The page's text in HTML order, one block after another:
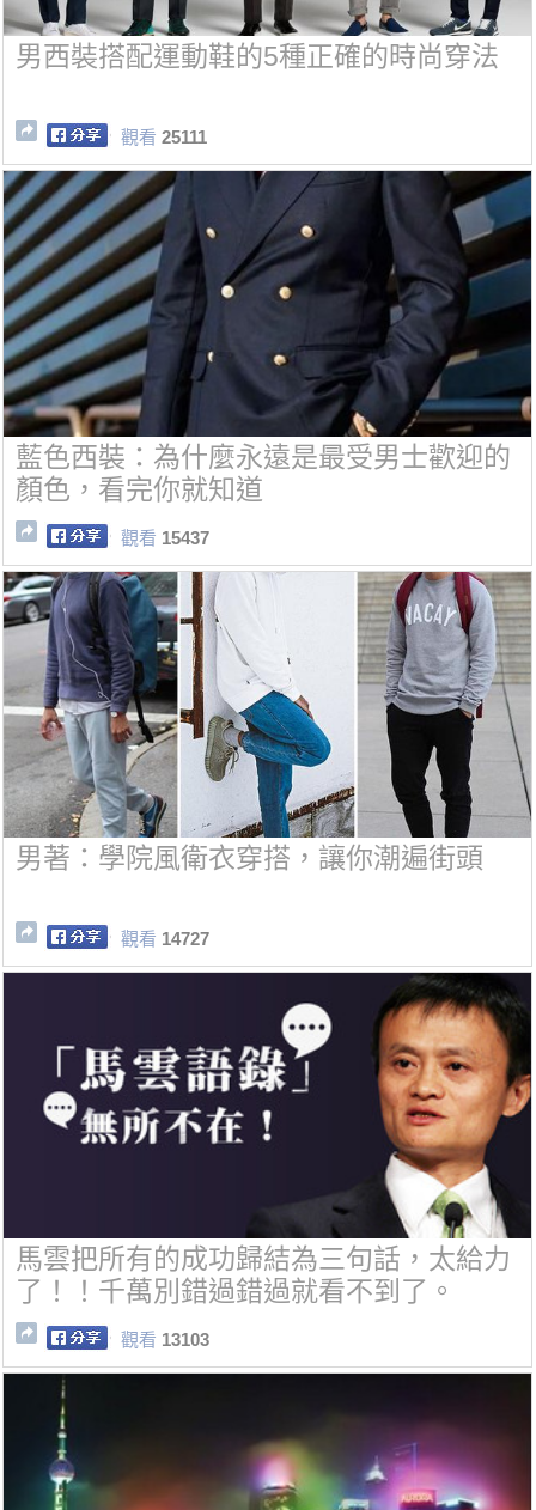
男西裝搭配運動鞋的5種正確的時尚穿法
觀看 25111
藍色西裝：為什麼永遠是最受男士歡迎的
顏色，看完你就知道
觀看 15437
男著：學院風衛衣穿搭，讓你潮遍街頭
觀看 14727
馬雲把所有的成功歸結為三句話，太給力
了！！千萬別錯過錯過就看不到了。
觀看 13103